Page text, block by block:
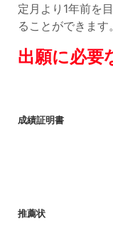
定月より1年前を
ることができます。
出願に必要
成績証明書
推薦状